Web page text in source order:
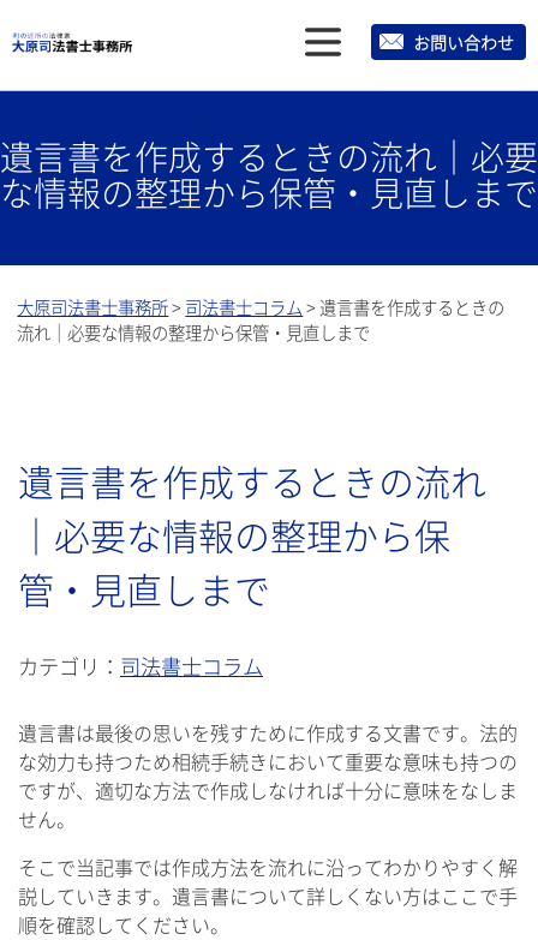
ー
お問い合わせ
遺言書を作成するときの流れ｜必要
な情報の整理から保管・見直しまで
大原司法書士事務所> 司法書士コラム> 遺言書を作成するときの
流れ｜必要な情報の整理から保管・見直しまで
遺言書を作成するときの流れ
｜必要な情報の整理から保
管・見直しまで
カテゴリ： 司法書士コラム
遺言書は最後の思いを残すために作成する文書です。法的
な効力も持つため相続手続きにおいて重要な意味も持つの
ですが、適切な方法で作成しなければ十分に意味をなしま
せん。
そこで当記事では作成方法を流れに沿ってわかりやすく解
説していきます。遺言書について詳しくない方はここで手
順を確認してください。